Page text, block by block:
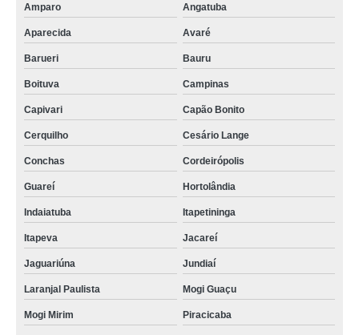
Amparo
Angatuba
Aparecida Avaré
Barueri Bauru
Boituva Campinas
Capivari Capão Bonito
Cerquilho Cesário Lange
Conchas Cordeirópolis
Guareí Hortolândia
Indaiatuba Itapetininga
Itapeva Jacareí
Jaguariúna Jundiaí
Laranjal Paulista Mogi Guaçu
Mogi Mirim Piracicaba